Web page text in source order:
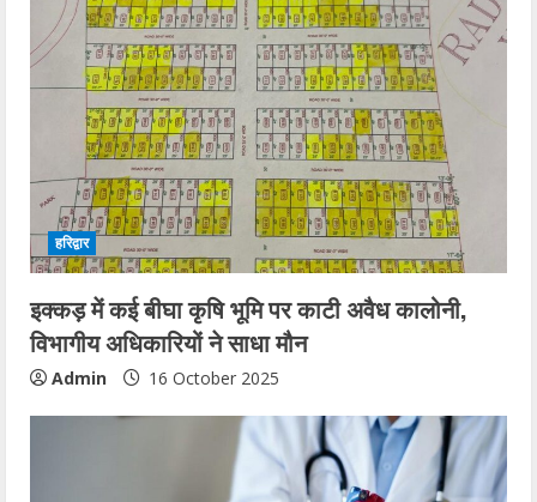
हरिद्वार
इक्कड़ में कई बीघा कृषि भूमि पर काटी अवैध कालोनी,
विभागीय अधिकारियों ने साधा मौन
Admin 16 October 2025